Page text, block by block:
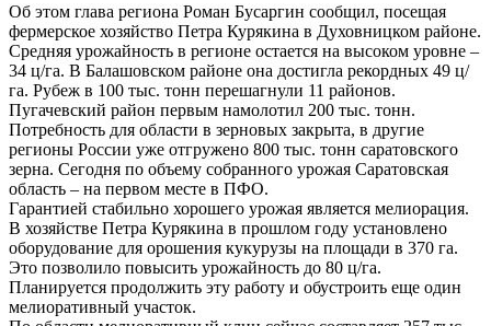
Об этом глава региона Роман Бусаргин сообщил, посещая
фермерское хозяйство Петра Курякина в Духовницком районе.
Средняя урожайность в регионе остается на высоком уровне –
34 ц/га. В Балашовском районе она достигла рекордных 49 ц/
га. Рубеж в 100 тыс. тонн перешагнули 11 районов.
Пугачевский район первым намолотил 200 тыс. тонн.
Потребность для области в зерновых закрыта, в другие
регионы России уже отгружено 800 тыс. тонн саратовского
зерна. Сегодня по объему собранного урожая Саратовская
область – на первом месте в ПФО.
Гарантией стабильно хорошего урожая является мелиорация.
В хозяйстве Петра Курякина в прошлом году установлено
оборудование для орошения кукурузы на площади в 370 га.
Это позволило повысить урожайность до 80 ц/га.
Планируется продолжить эту работу и обустроить еще один
мелиоративный участок.